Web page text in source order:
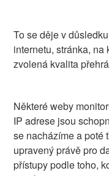
To se děje v
internetu, stránka,
zvolená kvalita
Některé weby
IP adrese jsou
se nacházíme a poté
upravený právě pro
přístupy podle toho,